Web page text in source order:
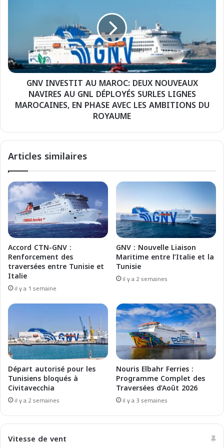
t
e
l
u
s
e
u
r
c
a
t
é
g
o
r
i
e
s
e
v
é
h
i
c
u
e
s
s
E
S
T
A
O
:
D
E
X
N
O
U
V
E
A
U
X
N
V
I
R
E
S
A
U
N
D
GNV INVESTIT AU MAROC: DEUX NOUVEAUX
NAVIRES AU GNL DÉPLOYÉS SURLES LIGNES
MAROCAINES, EN PHASE AVEC LES AMBITIONS DU
ROYAUME
Articles similaires
Accord CTN-GNV :
Renforcement des
traversées entre Tunisie et
Italie
il y a 1 semaine
GNV : Nouvelle Liaison
Maritime entre l’Italie et la
Tunisie
il y a 2 semaines
Départ autorisé pour les
Tunisiens bloqués à
Civitavecchia
il y a 2 semaines
Nouris Elbahr Ferries :
Programme Complet des
Traversées d’Août 2026
il y a 3 semaines
Vitesse de vent